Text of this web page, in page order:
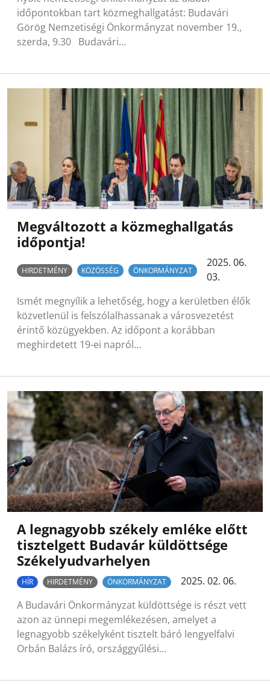
időpontokban tart közmeghallgatást: Budavári
Görög Nemzetiségi Önkormányzat november 19.,
szerda, 9.30 Budavári…
Megváltozott a közmeghallgatás
időpontja!
HIRDETMÉNY KÖZÖSSÉG ÖNKORMÁNYZAT
2025. 06.
03.
Ismét megnyílik a lehetőség, hogy a kerületben élők
közvetlenül is felszólalhassanak a városvezetést
érintő közügyekben. Az időpont a korábban
meghirdetett 19-ei napról…
A legnagyobb székely emléke előtt
tisztelgett Budavár küldöttsége
Székelyudvarhelyen
HÍR HIRDETMÉNY ÖNKORMÁNYZAT
2025. 02. 06.
A Budavári Önkormányzat küldöttsége is részt vett
azon az ünnepi megemlékezésen, amelyet a
legnagyobb székelyként tisztelt báró lengyelfalvi
Orbán Balázs író, országgyűlési…